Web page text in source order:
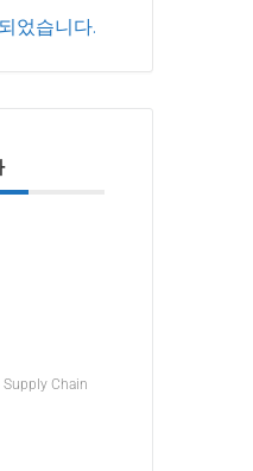
었습니다.
Chain